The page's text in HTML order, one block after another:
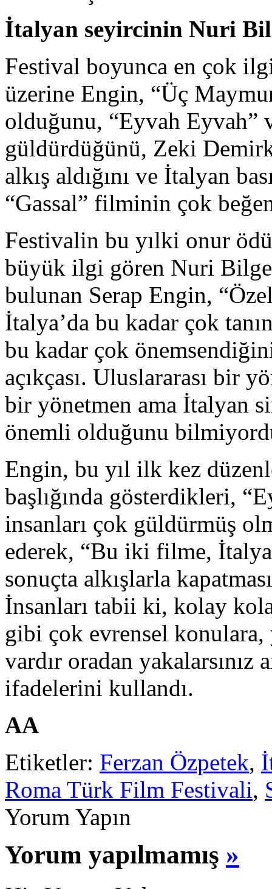
İtalyan seyircinin Nuri
Festival boyunca en çok
üzerine Engin, “Üç
olduğunu, “Eyvah Eyvah”
güldürdüğünü, Zeki
alkış aldığını ve İtalyan
“Gassal” filminin çok
Festivalin bu yılki onur
büyük ilgi gören Nuri
bulunan Serap Engin,
İtalya’da bu kadar çok
bu kadar çok
açıkçası. Uluslararası bir
bir yönetmen ama İtalyan
önemli olduğunu
Engin, bu yıl ilk kez
başlığında gösterdikleri,
insanları çok güldürmüş
ederek, “Bu iki filme,
sonuçta alkışlarla
İnsanları tabii ki, kolay
gibi çok evrensel
vardır oradan yakalarsınız
ifadelerini kullandı.
AA
Etiketler: Ferzan Özpetek,
Roma Türk Film Festivali,
Yorum Yapın
Yorum yapılmamış »